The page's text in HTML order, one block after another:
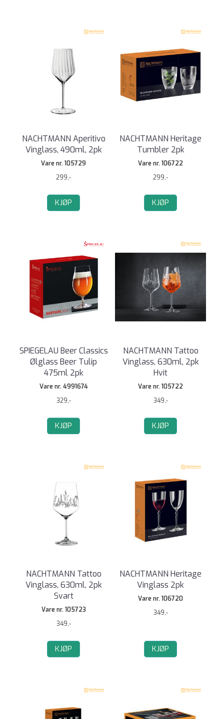
NACHTMANN Aperitivo
Vinglass, 490ml, 2pk
Vare nr. 105729
299,-
KJØP
NACHTMANN Heritage
Tumbler 2pk
Vare nr. 106722
299,-
KJØP
SPIEGELAU Beer Classics
Ølglass Beer Tulip
475ml 2pk
Vare nr. 4991674
329,-
KJØP
NACHTMANN Tattoo
Vinglass, 630ml, 2pk
Hvit
Vare nr. 105722
349,-
KJØP
NACHTMANN Tattoo
Vinglass, 630ml, 2pk
Svart
Vare nr. 105723
349,-
KJØP
NACHTMANN Heritage
Vinglass 2pk
Vare nr. 106720
349,-
KJØP